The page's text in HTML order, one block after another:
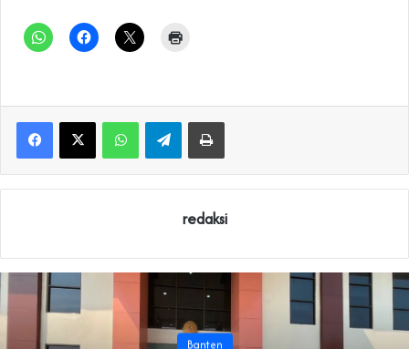
WhatsAppTelegramPrint
redaksi
Banten